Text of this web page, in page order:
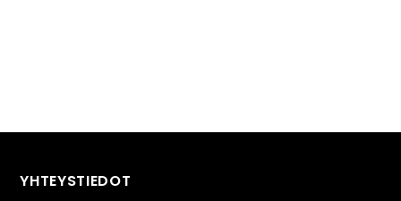
YHTEYSTIEDOT